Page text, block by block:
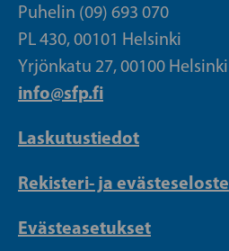
Puhelin (09) 693 070
PL 430, 00101 Helsinki
Yrjönkatu 27, 00100 Helsinki
info@sfp.fi
Laskutustiedot
Rekisteri- ja evästeseloste
Evästeasetukset